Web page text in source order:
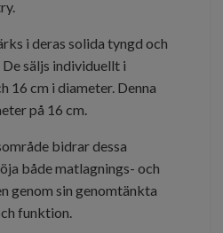
i deras solida tyngd och
säljs individuellt i
16 cm i diameter. Denna
på 16 cm.
bidrar dessa
både matlagnings- och
genom sin genomtänkta
funktion.